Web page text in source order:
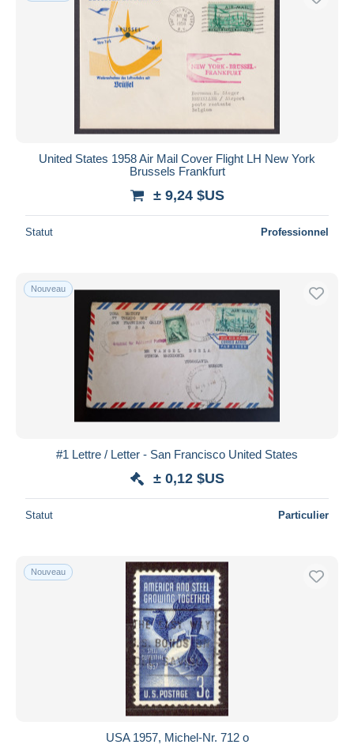
United States 1958 Air Mail Cover Flight LH New York
Brussels Frankfurt
± 9,24 $US
Statut Professionnel
Nouveau
#1 Lettre / Letter - San Francisco United States
± 0,12 $US
Statut Particulier
Nouveau
USA 1957, Michel-Nr. 712 o